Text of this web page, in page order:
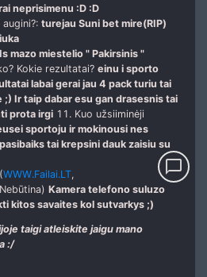
neprisimenu :D :D
turejau Suni bet mire(RIP)
Is mazo miestelio " Pakirsinis "
Kokie rezultatai? einu i sporto
labai gerai jau 4 pack turiu tai
;) Ir taip dabar esu gan drasesnis tai
prota irgi 11. Kuo užsiiminėji
sportoju ir mokinousi nes
tai krepsini dauk zaisiu su
WWW.Failai.LT,
Kamera telefono suluzo
kitos savaites kol sutvarkys ;)
taigi atleiskite jaigu mano
:/
chat_bubble_outline